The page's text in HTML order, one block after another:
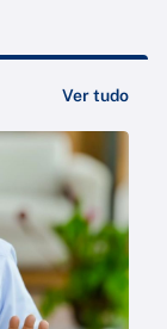
Ver tudo